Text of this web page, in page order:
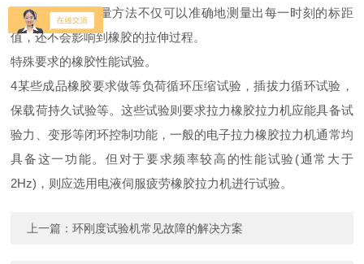
标距值。这种测量方法不仅可以准确地测量出每一时刻的标距
值，还不会影响到橡胶的拉伸过程。
特殊要求的橡胶性能试验。
4某些成品橡胶要求做等负荷循环压缩试验，插拔力循环试验，
保载荷持久试验等。这些试验则要求拉力橡胶拉力机应能具备试
验力、变形等闭环控制功能，一般的电子拉力橡胶拉力机通常均
具备这一功能。但对于要求频率较高的性能试验(通常大于
2Hz)，则应选用电液伺服疲劳橡胶拉力机进行试验。
上一篇：环刚度试验机常见故障的解决方案